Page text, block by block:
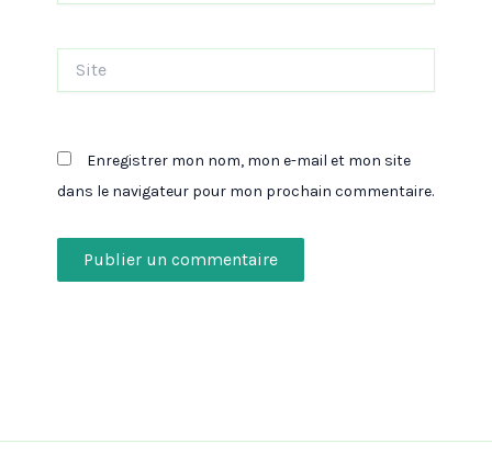
Enregistrer mon nom, mon e-mail et mon site
dans le navigateur pour mon prochain commentaire.